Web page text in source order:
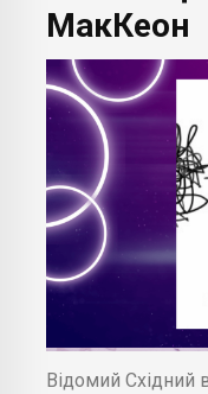
МакКеон
Відомий Східний